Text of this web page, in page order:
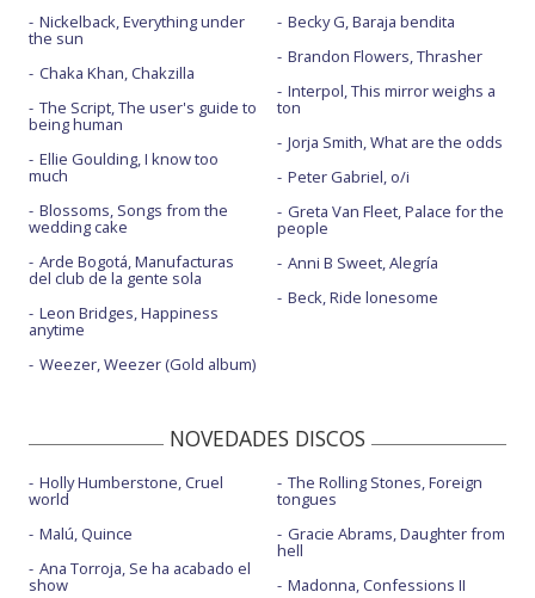
Nickelback, Everything under
the sun
Chaka Khan, Chakzilla
The Script, The user's guide to
being human
Ellie Goulding, I know too
much
Blossoms, Songs from the
wedding cake
Arde Bogotá, Manufacturas
del club de la gente sola
Leon Bridges, Happiness
anytime
Weezer, Weezer (Gold album)
Becky G, Baraja bendita
Brandon Flowers, Thrasher
Interpol, This mirror weighs a
ton
Jorja Smith, What are the odds
Peter Gabriel, o/i
Greta Van Fleet, Palace for the
people
Anni B Sweet, Alegría
Beck, Ride lonesome
NOVEDADES DISCOS
Holly Humberstone, Cruel
world
Malú, Quince
Ana Torroja, Se ha acabado el
show
The Rolling Stones, Foreign
tongues
Gracie Abrams, Daughter from
hell
Madonna, Confessions II